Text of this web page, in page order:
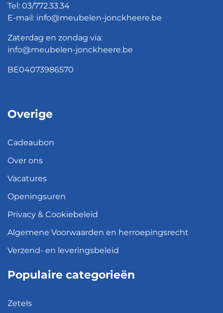
Tel: 03/772.33.34
E-mail: info@meubelen-jonckheere.be
Zaterdag en zondag via:
info@meubelen-jonckheere.be
BE04073986570
Overige
Cadeaubon
Over ons
Vacatures
Openingsuren
Privacy & Cookiebeleid
Algemene Voorwaarden en herroepingsrecht
Verzend- en leveringsbeleid
Populaire categorieën
Zetels